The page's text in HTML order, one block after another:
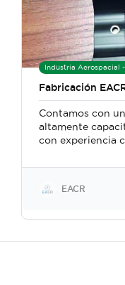
Fabricación
Contamos con un gran
altamente capacitado y
con experiencia comprobada para cumplir con
Trabajamos bajo la
convicción de ser los
sean los nuestros
EACR